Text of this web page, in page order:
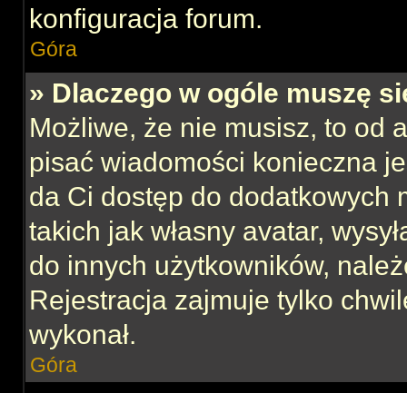
konfiguracja forum.
Góra
» Dlaczego w ogóle muszę
Możliwe, że nie musisz, to od
pisać wiadomości konieczna
da Ci dostęp do dodatkowych
takich jak własny avatar,
do innych użytkowników,
Rejestracja zajmuje tylko
wykonał.
Góra